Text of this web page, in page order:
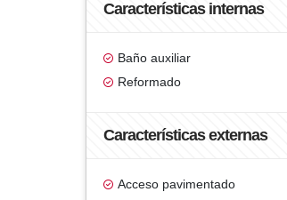
Características internas
Baño auxiliar
Reformado
Características externas
Acceso pavimentado